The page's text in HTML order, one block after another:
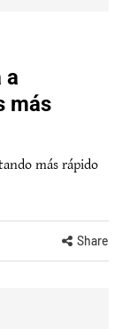
a
más
más rápido
Share